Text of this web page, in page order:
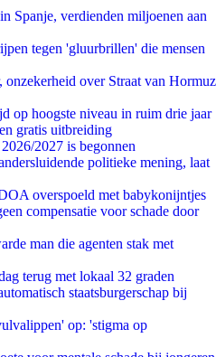
Spanje, verdienden miljoenen aan
tegen 'gluurbrillen' die mensen
onzekerheid over Straat van Hormuz
op hoogste niveau in ruim drie jaar
gratis uitbreiding
2027 is begonnen
politieke mening, laat
overspoeld met babykonijntjes
compensatie voor schade door
man die agenten stak met
terug met lokaal 32 graden
staatsburgerschap bij
op: 'stigma op